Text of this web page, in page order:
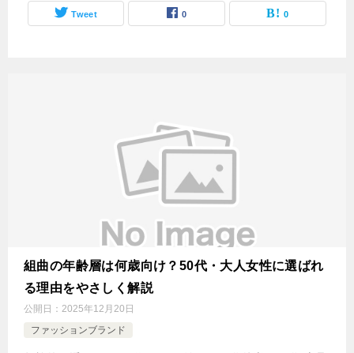
Tweet 0 0
組曲の年齢層は何歳向け？50代・大人女性に選ばれ
る理由をやさしく解説
公開日： 2025年12月20日
ファッションブランド